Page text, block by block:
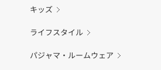
キッズ
ライフスタイル
パジャマ・ルームウェア